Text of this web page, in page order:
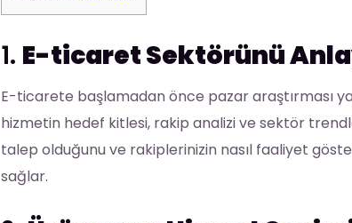
1. E-ticaret Sektörünü
E-ticarete başlamadan önce pazar araştırması
hizmetin hedef kitlesi, rakip analizi ve sektör
talep olduğunu ve rakiplerinizin nasıl faaliyet
sağlar.